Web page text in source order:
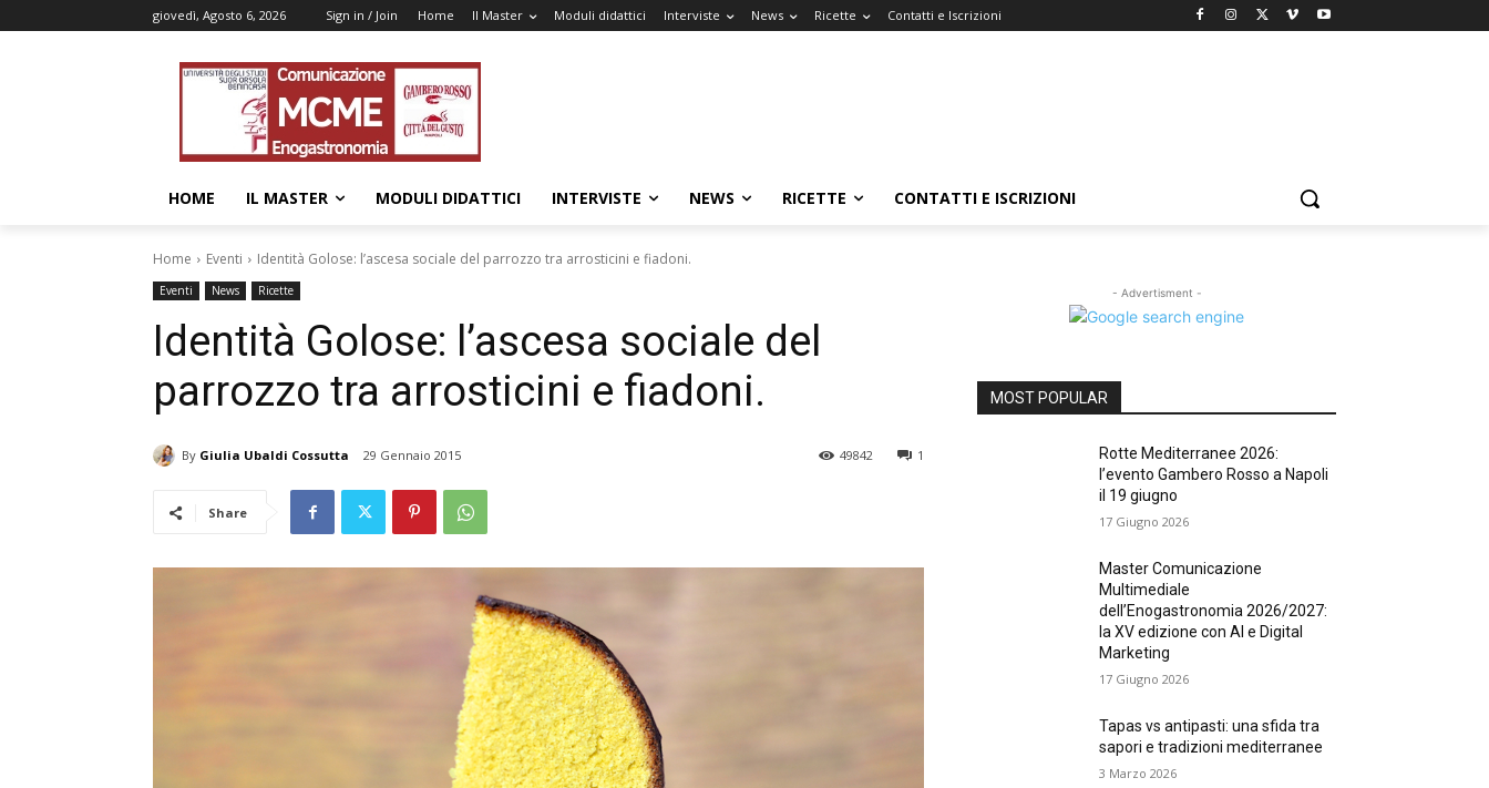
giovedì, Agosto 6, 2026 Sign in / Join Home Il Master Moduli didattici Interviste News Ricette Contatti e Iscrizioni
HOME IL MASTER MODULI DIDATTICI INTERVISTE NEWS RICETTE CONTATTI E ISCRIZIONI
Home Eventi Identità Golose: l’ascesa sociale del parrozzo tra arrosticini e fiadoni.
Eventi News Ricette
Identità Golose: l’ascesa sociale del
parrozzo tra arrosticini e fiadoni.
By Giulia Ubaldi Cossutta 29 Gennaio 2015 1
49842
Share
- Advertisment -
MOST POPULAR
Rotte Mediterranee 2026:
l’evento Gambero Rosso a Napoli
il 19 giugno
17 Giugno 2026
Master Comunicazione
Multimediale
dell’Enogastronomia 2026/2027:
la XV edizione con AI e Digital
Marketing
17 Giugno 2026
Tapas vs antipasti: una sfida tra
sapori e tradizioni mediterranee
3 Marzo 2026